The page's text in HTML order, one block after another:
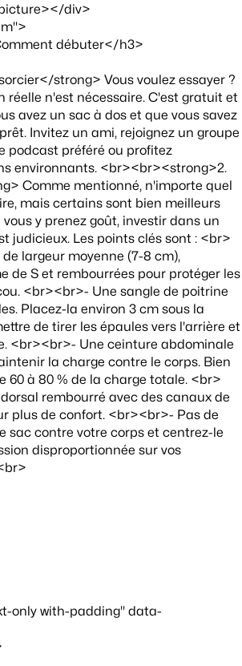
div>
débuter</h3>
strong> Vous voulez essayer ?
réelle n'est nécessaire. C'est gratuit et
avez un sac à dos et que vous savez
Invitez un ami, rejoignez un groupe
podcast préféré ou profitez
environnants. <br><br><strong>2.
Comme mentionné, n'importe quel
mais certains sont bien meilleurs
y prenez goût, investir dans un
judicieux. Les points clés sont : <br>
largeur moyenne (7-8 cm),
de S et rembourrées pour protéger les
<br><br>- Une sangle de poitrine
Placez-la environ 3 cm sous la
de tirer les épaules vers l'arrière et
<br><br>- Une ceinture abdominale
la charge contre le corps. Bien
60 à 80 % de la charge totale. <br>
rembourré avec des canaux de
plus de confort. <br><br>- Pas de
sac contre votre corps et centrez-le
disproportionnée sur vos
only with-padding" data-